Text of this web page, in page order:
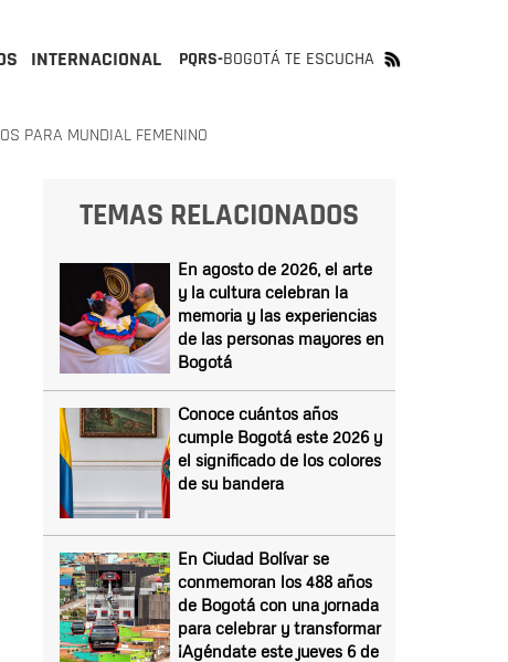
INTERNACIONAL PQRS-BOGOTÁ TE ESCUCHA
PARA MUNDIAL FEMENINO
TEMAS RELACIONADOS
En agosto de 2026, el arte
y la cultura celebran la
memoria y las experiencias
de las personas mayores en
Bogotá
Conoce cuántos años
cumple Bogotá este 2026 y
el significado de los colores
de su bandera
En Ciudad Bolívar se
conmemoran los 488 años
de Bogotá con una jornada
para celebrar y transformar
¡Agéndate este jueves 6 de